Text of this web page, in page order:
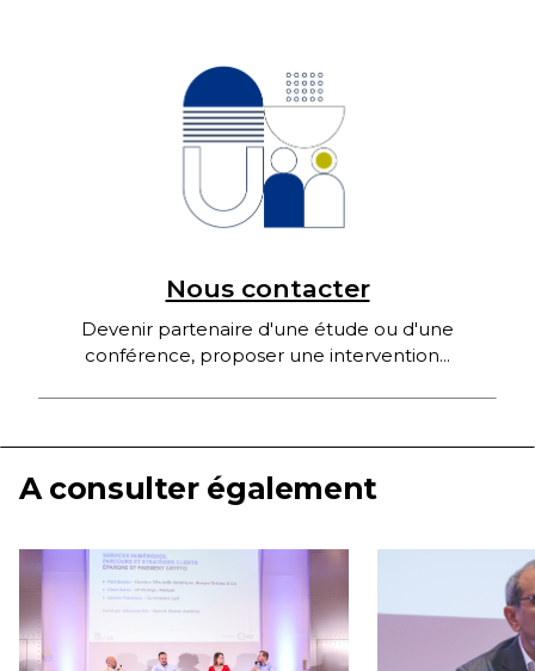
Nous contacter
Devenir partenaire d'une étude ou d'une
conférence, proposer une intervention...
A consulter également